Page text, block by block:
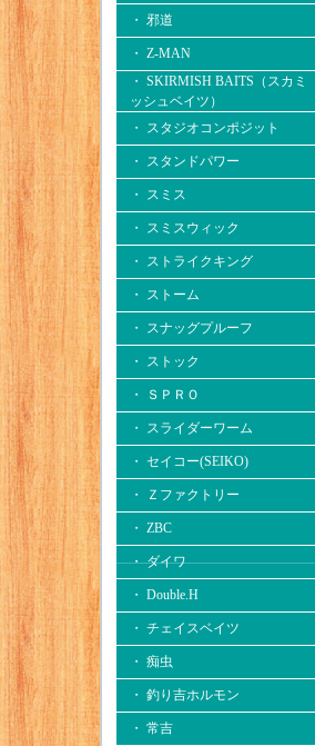
・ 邪道
・ Z-MAN
・ SKIRMISH BAITS（スカミ
ッシュベイツ）
・ スタジオコンポジット
・ スタンドパワー
・ スミス
・ スミスウィック
・ ストライクキング
・ ストーム
・ スナッグプルーフ
・ ストック
・ ＳＰＲＯ
・ スライダーワーム
・ セイコー(SEIKO)
・ Ｚファクトリー
・ ZBC
・ ダイワ
・ Double.H
・ チェイスベイツ
・ 痴虫
・ 釣り吉ホルモン
・ 常吉